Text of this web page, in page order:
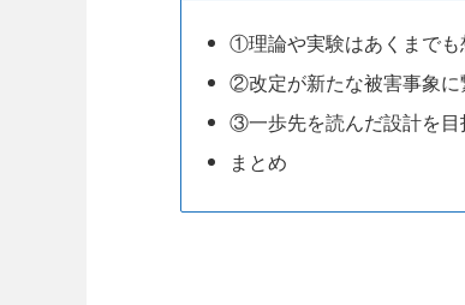
①理論や実験はあくまでも
②改定が新たな被害事象に
③一歩先を読んだ設計を目
まとめ